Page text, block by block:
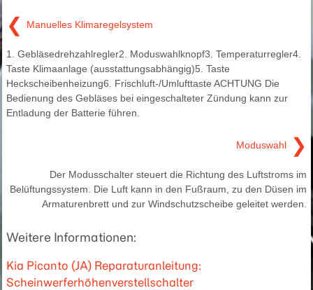
❮ Manuelles Klimaregelsystem
1. Gebläsedrehzahlregler2. Moduswahlknopf3. Temperaturregler4.
Taste Klimaanlage (ausstattungsabhängig)5. Taste
Heckscheibenheizung6. Frischluft-/Umlufttaste ACHTUNG Die
Bedienung des Gebläses bei eingeschalteter Zündung kann zur
Entladung der Batterie führen.
Moduswahl ❯
Der Modusschalter steuert die Richtung des Luftstroms im
Belüftungssystem. Die Luft kann in den Fußraum, zu den Düsen im
Armaturenbrett und zur Windschutzscheibe geleitet werden.
Weitere Informationen:
Kia Picanto (JA) Reparaturanleitung:
Scheinwerferhöhenverstellschalter